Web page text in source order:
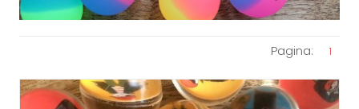
Pagina: 1